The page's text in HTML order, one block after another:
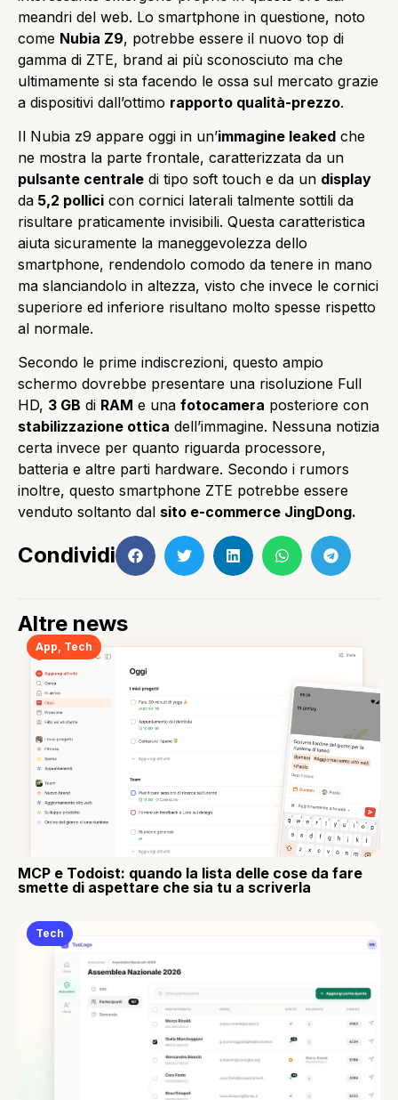
meandri del web. Lo smartphone in questione, noto
come Nubia Z9, potrebbe essere il nuovo top di
gamma di ZTE, brand ai più sconosciuto ma che
ultimamente si sta facendo le ossa sul mercato grazie
a dispositivi dall’ottimo rapporto qualità-prezzo.
Il Nubia z9 appare oggi in un’immagine leaked che
ne mostra la parte frontale, caratterizzata da un
pulsante centrale di tipo soft touch e da un display
da 5,2 pollici con cornici laterali talmente sottili da
risultare praticamente invisibili. Questa caratteristica
aiuta sicuramente la maneggevolezza dello
smartphone, rendendolo comodo da tenere in mano
ma slanciandolo in altezza, visto che invece le cornici
superiore ed inferiore risultano molto spesse rispetto
al normale.
Secondo le prime indiscrezioni, questo ampio
schermo dovrebbe presentare una risoluzione Full
HD, 3 GB di RAM e una fotocamera posteriore con
stabilizzazione ottica dell’immagine. Nessuna notizia
certa invece per quanto riguarda processore,
batteria e altre parti hardware. Secondo i rumors
inoltre, questo smartphone ZTE potrebbe essere
venduto soltanto dal sito e-commerce JingDong.
Condividi
Altre news
App Tech
MCP e Todoist: quando la lista delle cose da fare
smette di aspettare che sia tu a scriverla
Tech